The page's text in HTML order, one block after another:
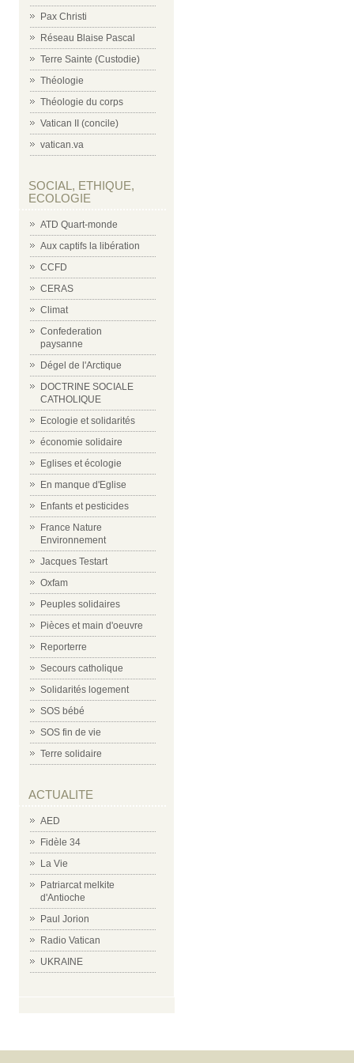
Pax Christi
Réseau Blaise Pascal
Terre Sainte (Custodie)
Théologie
Théologie du corps
Vatican II (concile)
vatican.va
SOCIAL, ETHIQUE,
ECOLOGIE
ATD Quart-monde
Aux captifs la libération
CCFD
CERAS
Climat
Confederation
paysanne
Dégel de l'Arctique
DOCTRINE SOCIALE
CATHOLIQUE
Ecologie et solidarités
économie solidaire
Eglises et écologie
En manque d'Eglise
Enfants et pesticides
France Nature
Environnement
Jacques Testart
Oxfam
Peuples solidaires
Pièces et main d'oeuvre
Reporterre
Secours catholique
Solidarités logement
SOS bébé
SOS fin de vie
Terre solidaire
ACTUALITE
AED
Fidèle 34
La Vie
Patriarcat melkite
d'Antioche
Paul Jorion
Radio Vatican
UKRAINE